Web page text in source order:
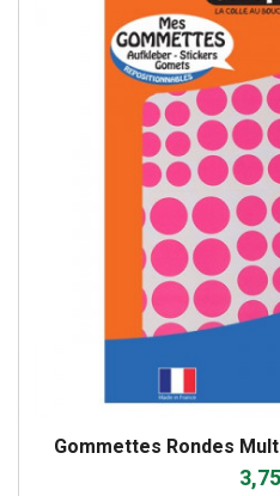
Gommettes Rondes